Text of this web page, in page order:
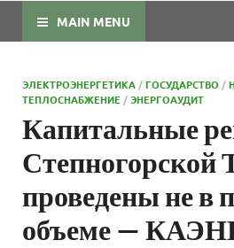
MAIN MENU
ЭЛЕКТРОЭНЕРГЕТИКА /ГОСУДАРСТВО /
ТЕПЛОСНАБЖЕНИЕ /ЭНЕРГОАУДИТ
Капитальные
Степногорской
проведены не в
объеме —